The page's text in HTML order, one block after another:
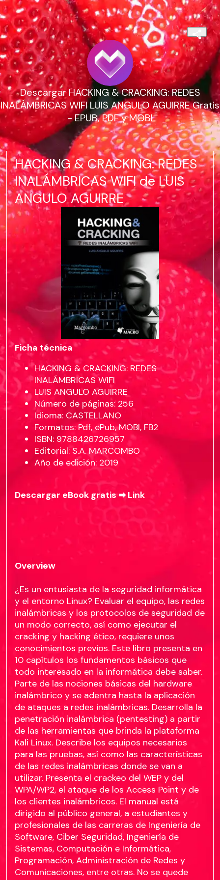
Descargar HACKING & CRACKING: REDES
INALÁMBRICAS WIFI LUIS ANGULO AGUIRRE Gratis
- EPUB, PDF y MOBI
HACKING & CRACKING: REDES
INALÁMBRICAS WIFI de LUIS
ANGULO AGUIRRE
Ficha técnica
HACKING & CRACKING: REDES
INALÁMBRICAS WIFI
LUIS ANGULO AGUIRRE
Número de páginas: 256
Idioma: CASTELLANO
Formatos: Pdf, ePub, MOBI, FB2
ISBN: 9788426726957
Editorial: S.A. MARCOMBO
Año de edición: 2019
Descargar eBook gratis ➡Link
Overview
¿Es un entusiasta de la seguridad informática
y el entorno Linux? Evaluar el equipo, las redes
inalámbricas y los protocolos de seguridad de
un modo correcto, así como ejecutar el
cracking y hacking ético, requiere unos
conocimientos previos. Este libro presenta en
10 capítulos los fundamentos básicos que
todo interesado en la informática debe saber.
Parte de las nociones básicas del hardware
inalámbrico y se adentra hasta la aplicación
de ataques a redes inalámbricas. Desarrolla la
penetración inalámbrica (pentesting) a partir
de las herramientas que brinda la plataforma
Kali Linux. Describe los equipos necesarios
para las pruebas, así como las características
de las redes inalámbricas donde se van a
utilizar. Presenta el crackeo del WEP y del
WPA/WP2, el ataque de los Access Point y de
los clientes inalámbricos. El manual está
dirigido al público general, a estudiantes y
profesionales de las carreras de Ingeniería de
Software, Ciber Seguridad, Ingeniería de
Sistemas, Computación e Informática,
Programación, Administración de Redes y
Comunicaciones, entre otras. No se quede